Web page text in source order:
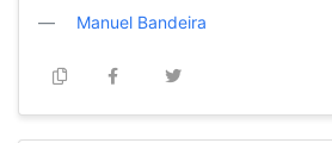
Manuel Bandeira